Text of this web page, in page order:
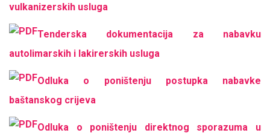
vulkanizerskih usluga
Tenderska dokumentacija za nabavku
autolimarskih i lakirerskih usluga
Odluka o poništenju postupka nabavke
baštanskog crijeva
Odluka o poništenju direktnog sporazuma u